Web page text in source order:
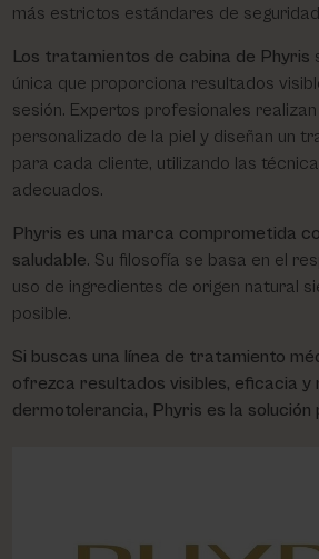
más estrictos estándares de
Los tratamientos de cabina de Phyris
única que proporciona resultados
sesión. Expertos profesionales
personalizado de la piel y diseñan un
para cada cliente, utilizando las
adecuados.
Phyris es una marca comprometida
saludable. Su filosofía se basa en el
uso de ingredientes de origen natural
posible.
Si buscas una línea de tratamiento
ofrezca resultados visibles, eficacia y
dermotolerancia, Phyris es la